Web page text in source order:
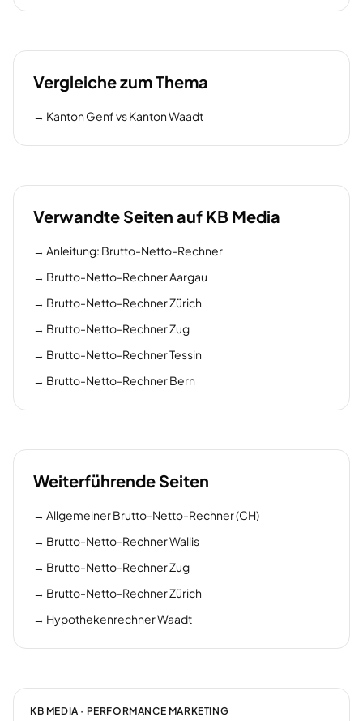
Vergleiche zum Thema
→ Kanton Genf vs Kanton Waadt
Verwandte Seiten auf KB Media
→ Anleitung: Brutto-Netto-Rechner
→ Brutto-Netto-Rechner Aargau
→ Brutto-Netto-Rechner Zürich
→ Brutto-Netto-Rechner Zug
→ Brutto-Netto-Rechner Tessin
→ Brutto-Netto-Rechner Bern
Weiterführende Seiten
→ Allgemeiner Brutto-Netto-Rechner (CH)
→ Brutto-Netto-Rechner Wallis
→ Brutto-Netto-Rechner Zug
→ Brutto-Netto-Rechner Zürich
→ Hypothekenrechner Waadt
KB MEDIA · PERFORMANCE MARKETING